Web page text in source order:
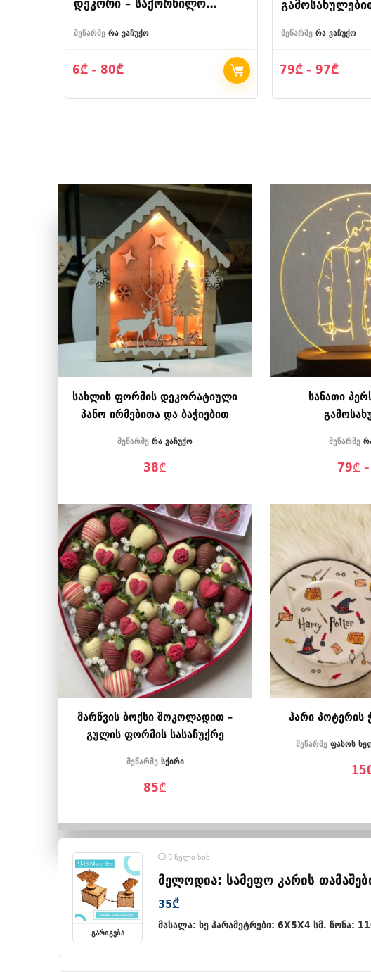
მეწარმე რა ვაჩუქო
6₾– 80₾
მეწარმე რა ვაჩუქო
79₾– 97₾
სახლის ფორმის დეკორატიული
პანო ირმებითა და ბაჭიებით
მეწარმე რა ვაჩუქო
38₾
სანათი
მეწარმე
79₾ –
მარწვის ბოქსი შოკოლადით –
გულის ფორმის სასაჩუქრე
მეწარმე სქირი
85₾
ჰარი პოტერის
მეწარმე ფასოს
ᲒᲐᲠᲘᲒᲔᲑᲐ
5 წელი წინ
მელოდია: სამეფო კარის
35₾
მასალა: ხე პარამეტრები: 6X5X4 სმ. წონა: